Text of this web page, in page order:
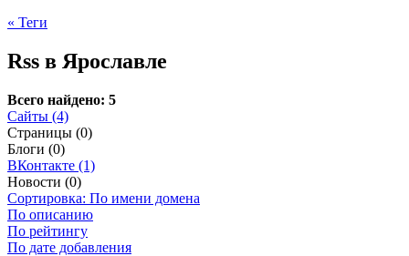
« Теги
Rss в Ярославле
Всего найдено: 5
Сайты (4)
Страницы (0)
Блоги (0)
ВКонтакте (1)
Новости (0)
Сортировка: По имени домена
По описанию
По рейтингу
По дате добавления